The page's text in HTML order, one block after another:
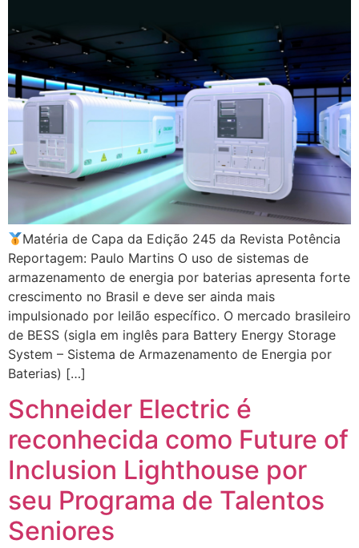
Matéria de Capa da Edição 245 da Revista Potência
Reportagem: Paulo Martins O uso de sistemas de
armazenamento de energia por baterias apresenta forte
crescimento no Brasil e deve ser ainda mais
impulsionado por leilão específico. O mercado brasileiro
de BESS (sigla em inglês para Battery Energy Storage
System – Sistema de Armazenamento de Energia por
Baterias) […]
Schneider Electric é
reconhecida como Future of
Inclusion Lighthouse por
seu Programa de Talentos
Seniores